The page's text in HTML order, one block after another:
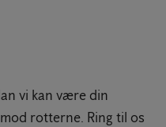
vi kan være din
rotterne. Ring til os